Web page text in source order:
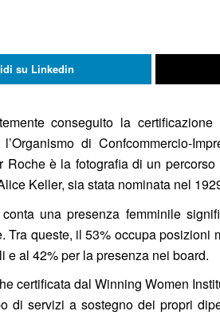
su Linkedin
conseguito la
di Confcommercio-
Roche è la fotografia di un
Keller, sia stata nominata nel
una presenza femminile
Tra queste, il 53% occupa
e al 42% per la presenza nei board.
certificata dal Winning Women
di servizi a sostegno dei propri